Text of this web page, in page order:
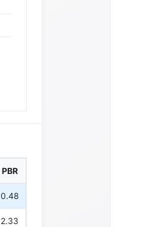
PBR
0.48
2.33